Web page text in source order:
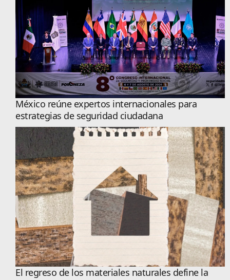
México reúne expertos internacionales para
estrategias de seguridad ciudadana
El regreso de los materiales naturales define la